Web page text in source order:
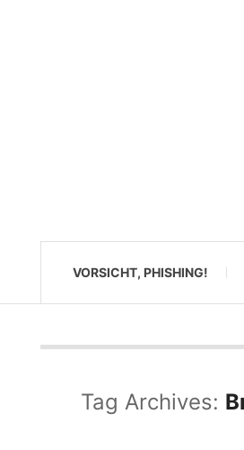
VORSICHT, PHISHING!
Tag Archives: